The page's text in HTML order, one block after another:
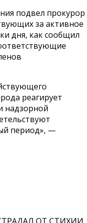
подвел прокурор
за активное
дня, как сообщил
реагирует
надзорной
период», —